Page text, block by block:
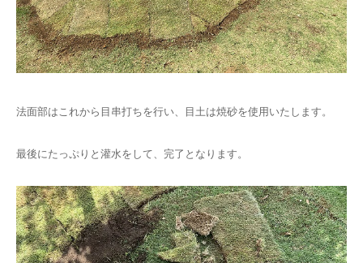
法面部はこれから目串打ちを行い、目土は焼砂を使用いたします。
最後にたっぷりと灌水をして、完了となります。